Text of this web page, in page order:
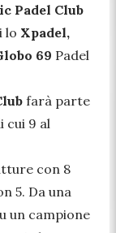
Padel Club
lo Xpadel,
69 Padel
farà parte
cui 9 al
con 8
5. Da una
un campione